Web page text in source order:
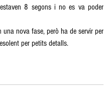
8 segons i no es va poder
nova fase, però ha de servir per
per petits detalls.